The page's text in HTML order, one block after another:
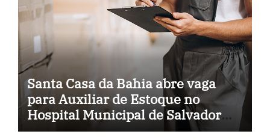
Santa Casa da Bahia abre vaga
para Auxiliar de Estoque no
Hospital Municipal de Salvador
(BA)